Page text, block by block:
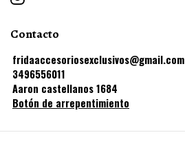
Contacto
fridaaccesoriosexclusivos@gmail.com
3496556011
Aaron castellanos 1684
Botón de arrepentimiento